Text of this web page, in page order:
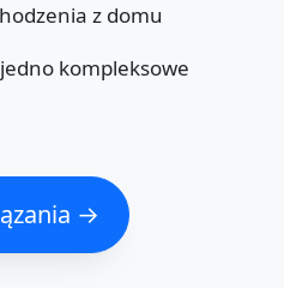
z domu
kompleksowe
→